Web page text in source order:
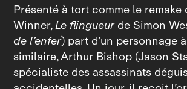
Présenté à tort comme le remake
Winner,Le flingueurde Simon
de l’enfer) part d’un personnage
similaire, Arthur Bishop (Jason
spécialiste des assassinats